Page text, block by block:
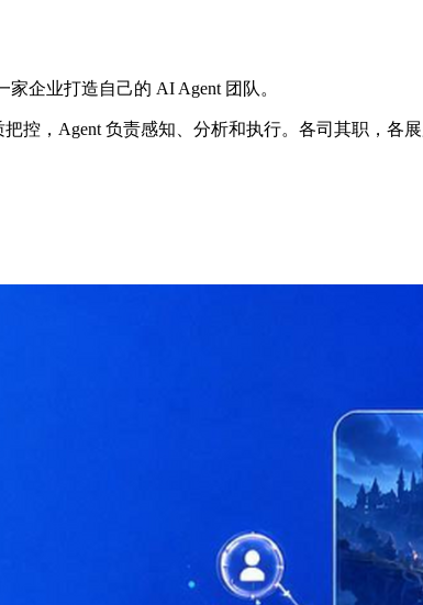
企业打造自己的 AI Agent 团队。
控，Agent 负责感知、分析和执行。各司其职，各